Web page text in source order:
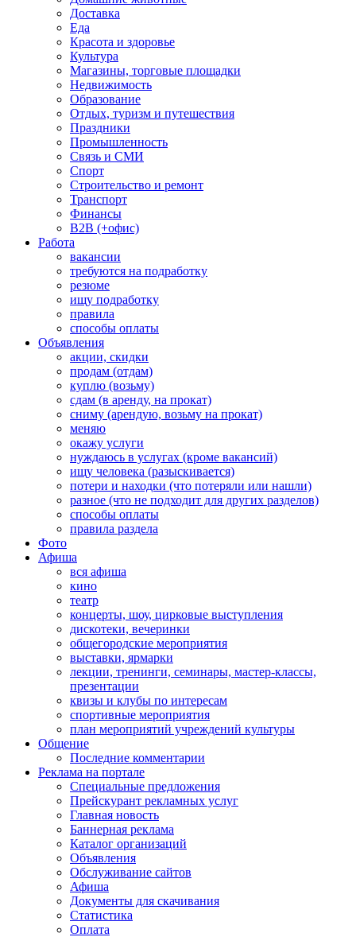
Доставка
Еда
Красота и здоровье
Культура
Магазины, торговые площадки
Недвижимость
Образование
Отдых, туризм и путешествия
Праздники
Промышленность
Связь и СМИ
Спорт
Строительство и ремонт
Транспорт
Финансы
B2B (+офис)
Работа
вакансии
требуются на подработку
резюме
ищу подработку
правила
способы оплаты
Объявления
акции, скидки
продам (отдам)
куплю (возьму)
сдам (в аренду, на прокат)
сниму (арендую, возьму на прокат)
меняю
окажу услуги
нуждаюсь в услугах (кроме вакансий)
ищу человека (разыскивается)
потери и находки (что потеряли или нашли)
разное (что не подходит для других разделов)
способы оплаты
правила раздела
Фото
Афиша
вся афиша
кино
театр
концерты, шоу, цирковые выступления
дискотеки, вечеринки
общегородские мероприятия
выставки, ярмарки
лекции, тренинги, семинары, мастер-классы,
презентации
квизы и клубы по интересам
спортивные мероприятия
план мероприятий учреждений культуры
Общение
Последние комментарии
Реклама на портале
Специальные предложения
Прейскурант рекламных услуг
Главная новость
Баннерная реклама
Каталог организаций
Объявления
Обслуживание сайтов
Афиша
Документы для скачивания
Статистика
Оплата